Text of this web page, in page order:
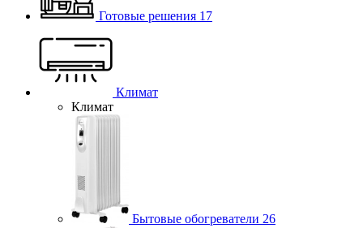
Готовые решения 17
Климат
Климат
Бытовые обогреватели 26